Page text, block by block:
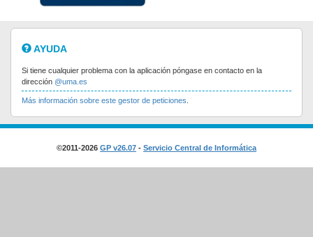
AYUDA
Si tiene cualquier problema con la aplicación póngase en contacto en la
dirección @uma.es
Más información sobre este gestor de peticiones
©2011-2026 GP v26.07 - Servicio Central de Informática